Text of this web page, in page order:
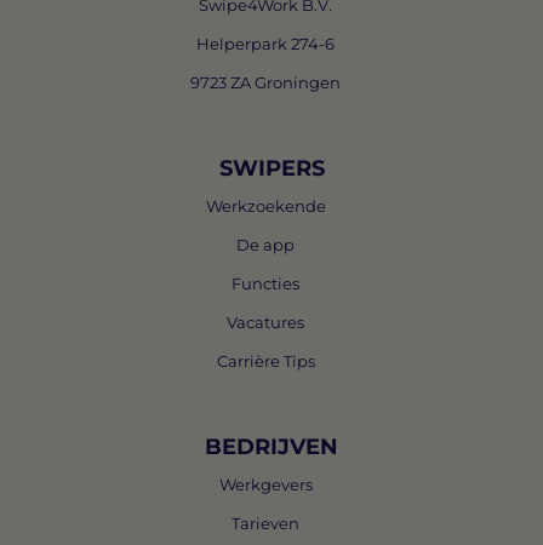
Swipe4Work B.V.
Helperpark 274-6
9723 ZA Groningen
SWIPERS
Werkzoekende
De app
Functies
Vacatures
Carrière Tips
BEDRIJVEN
Werkgevers
Tarieven